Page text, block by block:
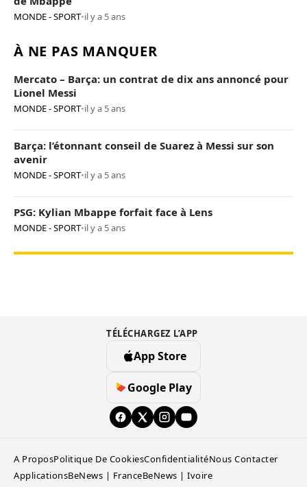
MONDE - SPORT•il y a 5 ans
À NE PAS MANQUER
Mercato – Barça: un contrat de dix ans annoncé pour
Lionel Messi
MONDE - SPORT•il y a 5 ans
Barça: l’étonnant conseil de Suarez à Messi sur son
avenir
MONDE - SPORT•il y a 5 ans
PSG: Kylian Mbappe forfait face à Lens
MONDE - SPORT•il y a 5 ans
TÉLÉCHARGEZ L’APP
App Store
Google Play
A ProposPolitique De CookiesConfidentialitéNous Contacter
ApplicationsBeNews | FranceBeNews | Ivoire